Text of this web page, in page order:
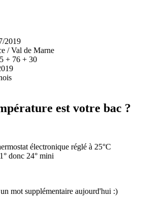
2019
/ Val de Marne
+ 76 + 30
est votre bac ?
électronique réglé à 25°C
donc 24° mini
mot supplémentaire aujourd'hui :)